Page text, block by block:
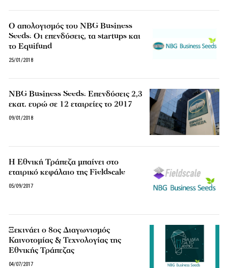
Ο απολογισμός του NBG Business
Seeds: Οι επενδύσεις, τα startups και
το Equifund
25/01/2018
NBG Business Seeds: Επενδύσεις 2,3
εκατ. ευρώ σε 12 εταιρείες το 2017
09/01/2018
H Εθνική Τράπεζα μπαίνει στο
εταιρικό κεφάλαιο της Fieldscale
05/09/2017
Ξεκινάει ο 8ος Διαγωνισμός
Καινοτομίας & Τεχνολογίας της
Εθνικής Τράπεζας
04/07/2017